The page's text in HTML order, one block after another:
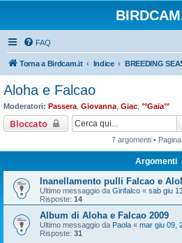
FAQ
Torna a Birdcam.it Indice BREEDING
Aloha e Falcao
Moderatori: Passera Giovanna Giac °°Gaia°°
Bloccato
7 argomenti • Pagina
Argomenti
Inanellamento pulli Falcao e
Ultimo messaggio da Girifalco « sab giu
Risposte: 14
Album di Aloha e Falcao 2009
Ultimo messaggio da Paola « mar giu 09,
Risposte: 31